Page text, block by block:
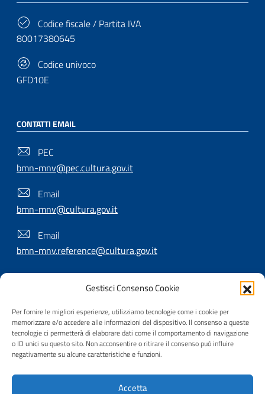
Gestisci Consenso Cookie
Per fornire le migliori esperienze, utilizziamo tecnologie come i cookie per
memorizzare e/o accedere alle informazioni del dispositivo. Il consenso a queste
tecnologie ci permetterà di elaborare dati come il comportamento di navigazione
o ID unici su questo sito. Non acconsentire o ritirare il consenso può influire
negativamente su alcune caratteristiche e funzioni.
Accetta
Codice fiscale / Partita IVA
80017380645
Codice univoco
GFD10E
CONTATTI EMAIL
PEC
bmn-mnv@pec.cultura.gov.it
Email
bmn-mnv@cultura.gov.it
Email
bmn-mnv.reference@cultura.gov.it
Useful Links Section
Privacy | Cookie policy | Contatti |
accessibilità | Crediti | Nota di copyright | Realizzato da